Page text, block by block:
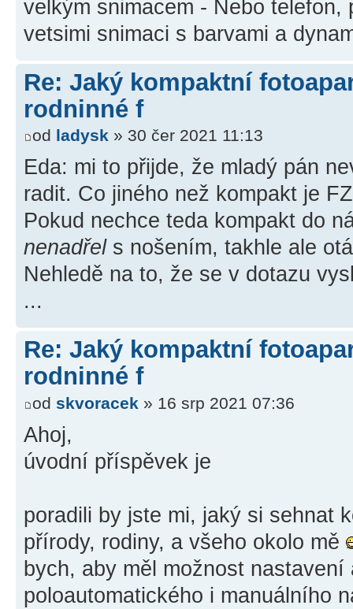
velkým snimacem - Nebo
vetsimi snimaci s barvami a
Re: Jaký kompaktní
rodninné f
od ladysk » 30 čer 2021 11:13
Eda: mi to přijde, že mladý pán
radit. Co jiného než kompakt je
Pokud nechce teda kompakt do
nenadřels nošením, takhle ale
Nehledě na to, že se v dotazu
...
Re: Jaký kompaktní
rodninné f
od skvoracek » 16 srp 2021 07:36
Ahoj,
úvodní příspěvek je
poradili by jste mi, jaký si sehnat
přírody, rodiny, a všeho okolo mě
bych, aby měl možnost nastavení
poloautomatického i manuálního